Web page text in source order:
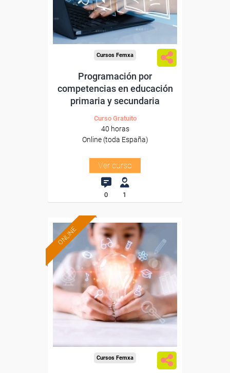
Sector
-Educación.
Cursos Femxa
Programación por
competencias en educación
primaria y secundaria
Curso Gratuito
40 horas
Online (toda España)
Ver curso
0 1
ONLINE
Formación 100%
subvencionada.
Para desempleados,
trabajadores y autónomos.
Sector
-Educación.
Cursos Femxa